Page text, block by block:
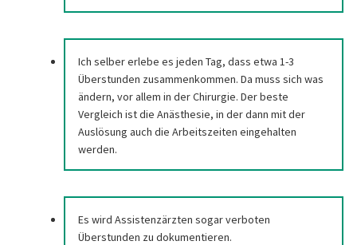
Ich selber erlebe es jeden Tag, dass etwa 1-3
Überstunden zusammenkommen. Da muss sich was
ändern, vor allem in der Chirurgie. Der beste
Vergleich ist die Anästhesie, in der dann mit der
Auslösung auch die Arbeitszeiten eingehalten
werden.
Es wird Assistenzärzten sogar verboten
Überstunden zu dokumentieren.